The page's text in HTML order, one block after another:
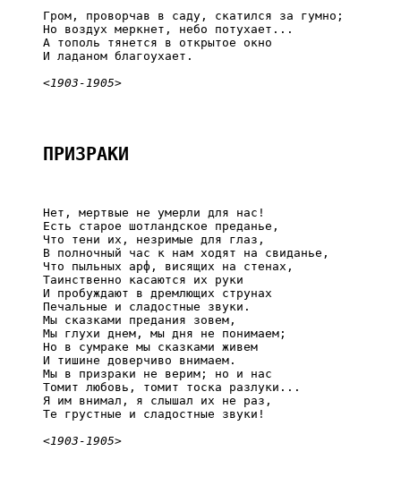
     Гром, проворчав в саду, скатился за гумно;
     Но воздух меркнет, небо потухает...
     А тополь тянется в открытое окно
     И ладаном благоухает.
<1903-1905>
ПРИЗРАКИ
     Нет, мертвые не умерли для нас!
     Есть старое шотландское преданье,
     Что тени их, незримые для глаз,
     В полночный час к нам ходят на свиданье,
     Что пыльных арф, висящих на стенах,
     Таинственно касаются их руки
     И пробуждают в дремлющих струнах
     Печальные и сладостные звуки.
     Мы сказками предания зовем,
     Мы глухи днем, мы дня не понимаем;
     Но в сумраке мы сказками живем
     И тишине доверчиво внимаем.
     Мы в призраки не верим; но и нас
     Томит любовь, томит тоска разлуки...
     Я им внимал, я слышал их не раз,
     Те грустные и сладостные звуки!
<1903-1905>